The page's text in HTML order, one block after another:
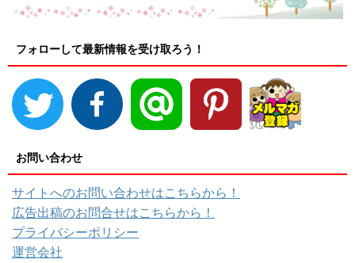
フォローして最新情報を受け取ろう！
お問い合わせ
サイトへのお問い合わせはこちらから！
広告出稿のお問合せはこちらから！
プライバシーポリシー
運営会社